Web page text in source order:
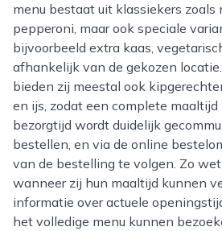
menu bestaat uit klassiekers zoals
pepperoni, maar ook speciale
bijvoorbeeld extra kaas,
afhankelijk van de gekozen locatie.
bieden zij meestal ook
en ijs, zodat een complete maaltijd
bezorgtijd wordt duidelijk
bestellen, en via de online
van de bestelling te volgen. Zo
wanneer zij hun maaltijd kunnen
informatie over actuele
het volledige menu kunnen